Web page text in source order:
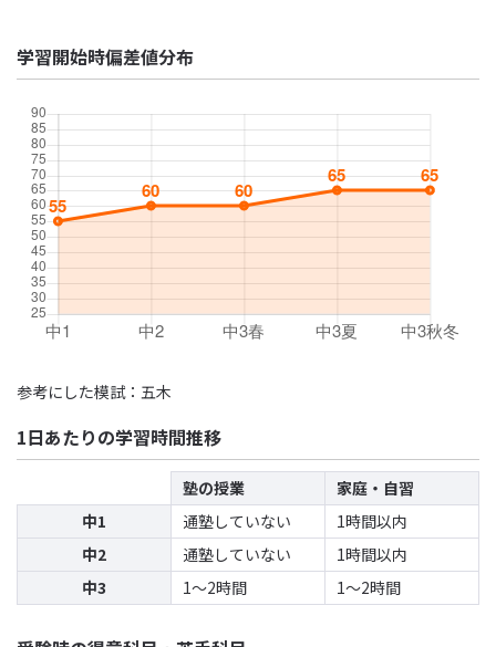
学習開始時偏差値分布
参考にした模試：五木
1日あたりの学習時間推移
塾の授業
家庭・自習
中1
通塾していない
1時間以内
中2
通塾していない
1時間以内
中3
1〜2時間 1〜2時間